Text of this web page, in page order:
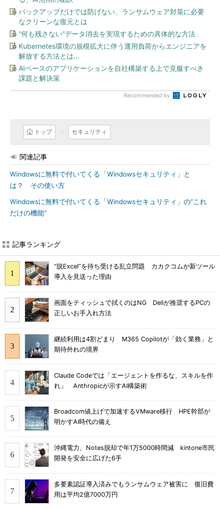
バックアップだけでは防げない、ランサムウェア対策に必要
なクリーンな復元とは
“何も残さない”データ消去を実現するための具体的な方法
Kubernetes環境の規模拡大に伴う運用負荷からエンジニアを
解放する方法とは...
AIベースのアプリケーションを自社構築する上で克服すべき
課題と解決策
Recommended by
トップ セキュリティ
関連記事
Windowsに無料で付いてくる「Windowsセキュリティ」と
は？ その使い方
Windowsに無料で付いてくる「Windowsセキュリティ」の“これ
だけの機能”
記事ランキング
“脱Excel”を待ち受ける乱立問題 カカクコムが新ツール
導入を見送った理由
画面をティッシュで拭くのはNG Dellが推奨するPCの
正しいお手入れ方法
継続利用は4割どまり M365 Copilotが「効く業務」と
期待外れの境界
Claude Codeでは「エージェントを作るな、スキルを作
れ」 Anthropicが示すAI構築術
Broadcom値上げで加速するVMware移行 HPE幹部が
明かすAI時代の備え
沖縄電力、Notes脱却で年1万5000時間減 kintone市民
開発を安全に広げた6手
多要素認証導入済みでもランサムウェア被害に 復旧費
用は平均2億7000万円